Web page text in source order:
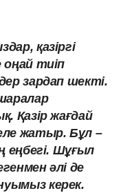
қазіргі
оңай тиіп
зардап шекті.
Қазір жағдай
жатыр. Бұл –
еңбегі. Шұғыл
әлі де
керек.